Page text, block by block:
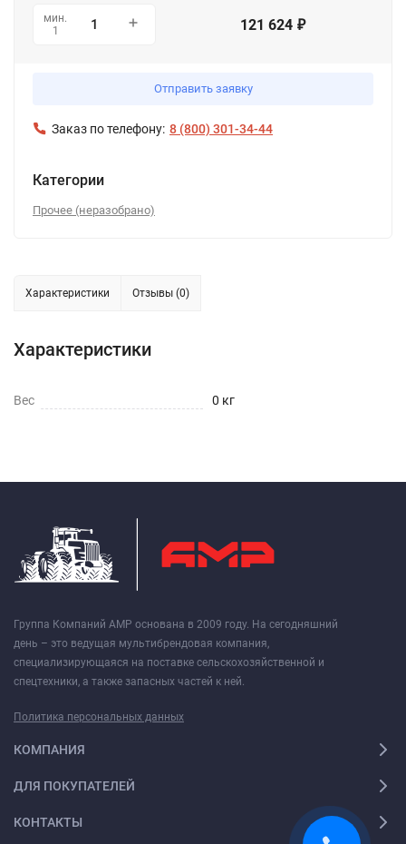
мин.
1
121 624 ₽
Отправить заявку
Заказ по телефону: 8 (800) 301-34-44
Категории
Прочее (неразобрано)
Характеристики Отзывы (0)
Характеристики
Вес 0 кг
Группа Компаний АМР основана в 2009 году. На сегодняшний
день – это ведущая мультибрендовая компания,
специализирующаяся на поставке сельскохозяйственной и
спецтехники, а также запасных частей к ней.
Политика персональных данных
КОМПАНИЯ
ДЛЯ ПОКУПАТЕЛЕЙ
КОНТАКТЫ